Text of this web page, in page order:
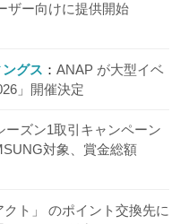
ザー向けに提供開始
グス
ANAP が大型イベ
」開催決定
ーズン1取引キャンペーン
対象、賞金総額
クト」 のポイント交換先に